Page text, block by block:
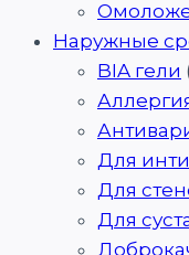
Наружные
BIA гели
Для
Для
Для